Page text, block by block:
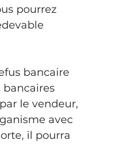
pourrez
bancaire
le vendeur,
avec
il pourra